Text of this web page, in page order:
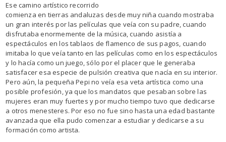
Ese camino artístico recorrido
comienza en tierras andaluzas desde muy niña cuando mostraba
un gran interés por las películas que veía con su padre, cuando
disfrutaba enormemente de la música, cuando asistía a
espectáculos en los tablaos de flamenco de sus pagos, cuando
imitaba lo que veía tanto en las películas como en los espectáculos
y lo hacía como un juego, sólo por el placer que le generaba
satisfacer esa especie de pulsión creativa que nacía en su interior.
Pero aún, la pequeña Pepi no veía esa veta artística como una
posible profesión, ya que los mandatos que pesaban sobre las
mujeres eran muy fuertes y por mucho tiempo tuvo que dedicarse
a otros menesteres. Por eso no fue sino hasta una edad bastante
avanzada que ella pudo comenzar a estudiar y dedicarse a su
formación como artista.